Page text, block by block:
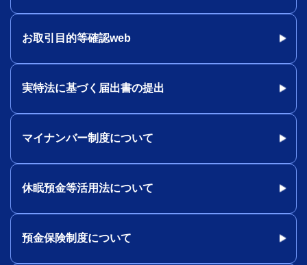
お取引目的等確認web
実特法に基づく届出書の提出
マイナンバー制度について
休眠預金等活用法について
預金保険制度について